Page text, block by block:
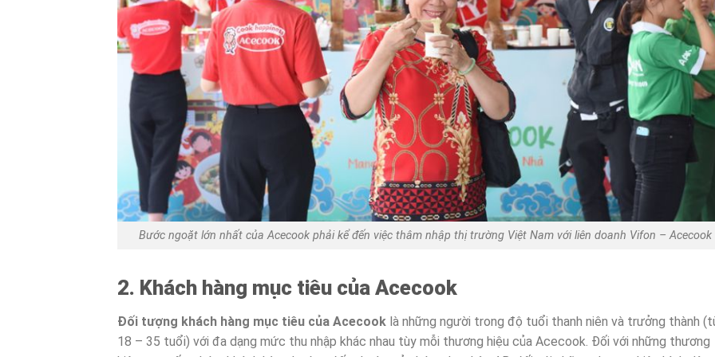
Bước ngoặt lớn nhất của Acecook phải kể đến việc thâm nhập thị trường Việt Nam với liên doanh Vifon – Acecook
2. Khách hàng mục tiêu của Acecook
Đối tượng khách hàng mục tiêu của Acecook là những người trong độ tuổi thanh niên và trưởng thành
18 – 35 tuổi) với đa dạng mức thu nhập khác nhau tùy mỗi thương hiệu của Acecook. Đối với những thương